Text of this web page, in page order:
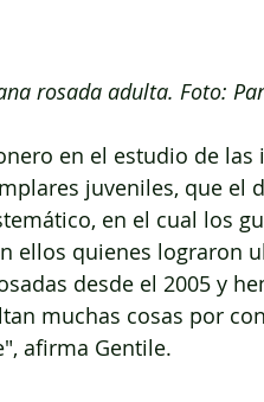
rosada adulta. Foto:
en el estudio de las
juveniles, que el
en el cual los
ellos quienes lograron
desde el 2005 y
muchas cosas por
afirma Gentile.